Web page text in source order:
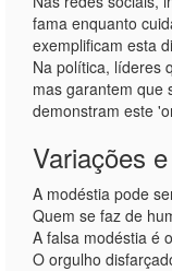
fama enquanto
exemplificam esta
Na política, líderes
mas garantem que
demonstram este
Variações
A modéstia pode
Quem se faz de
A falsa modéstia é
O orgulho